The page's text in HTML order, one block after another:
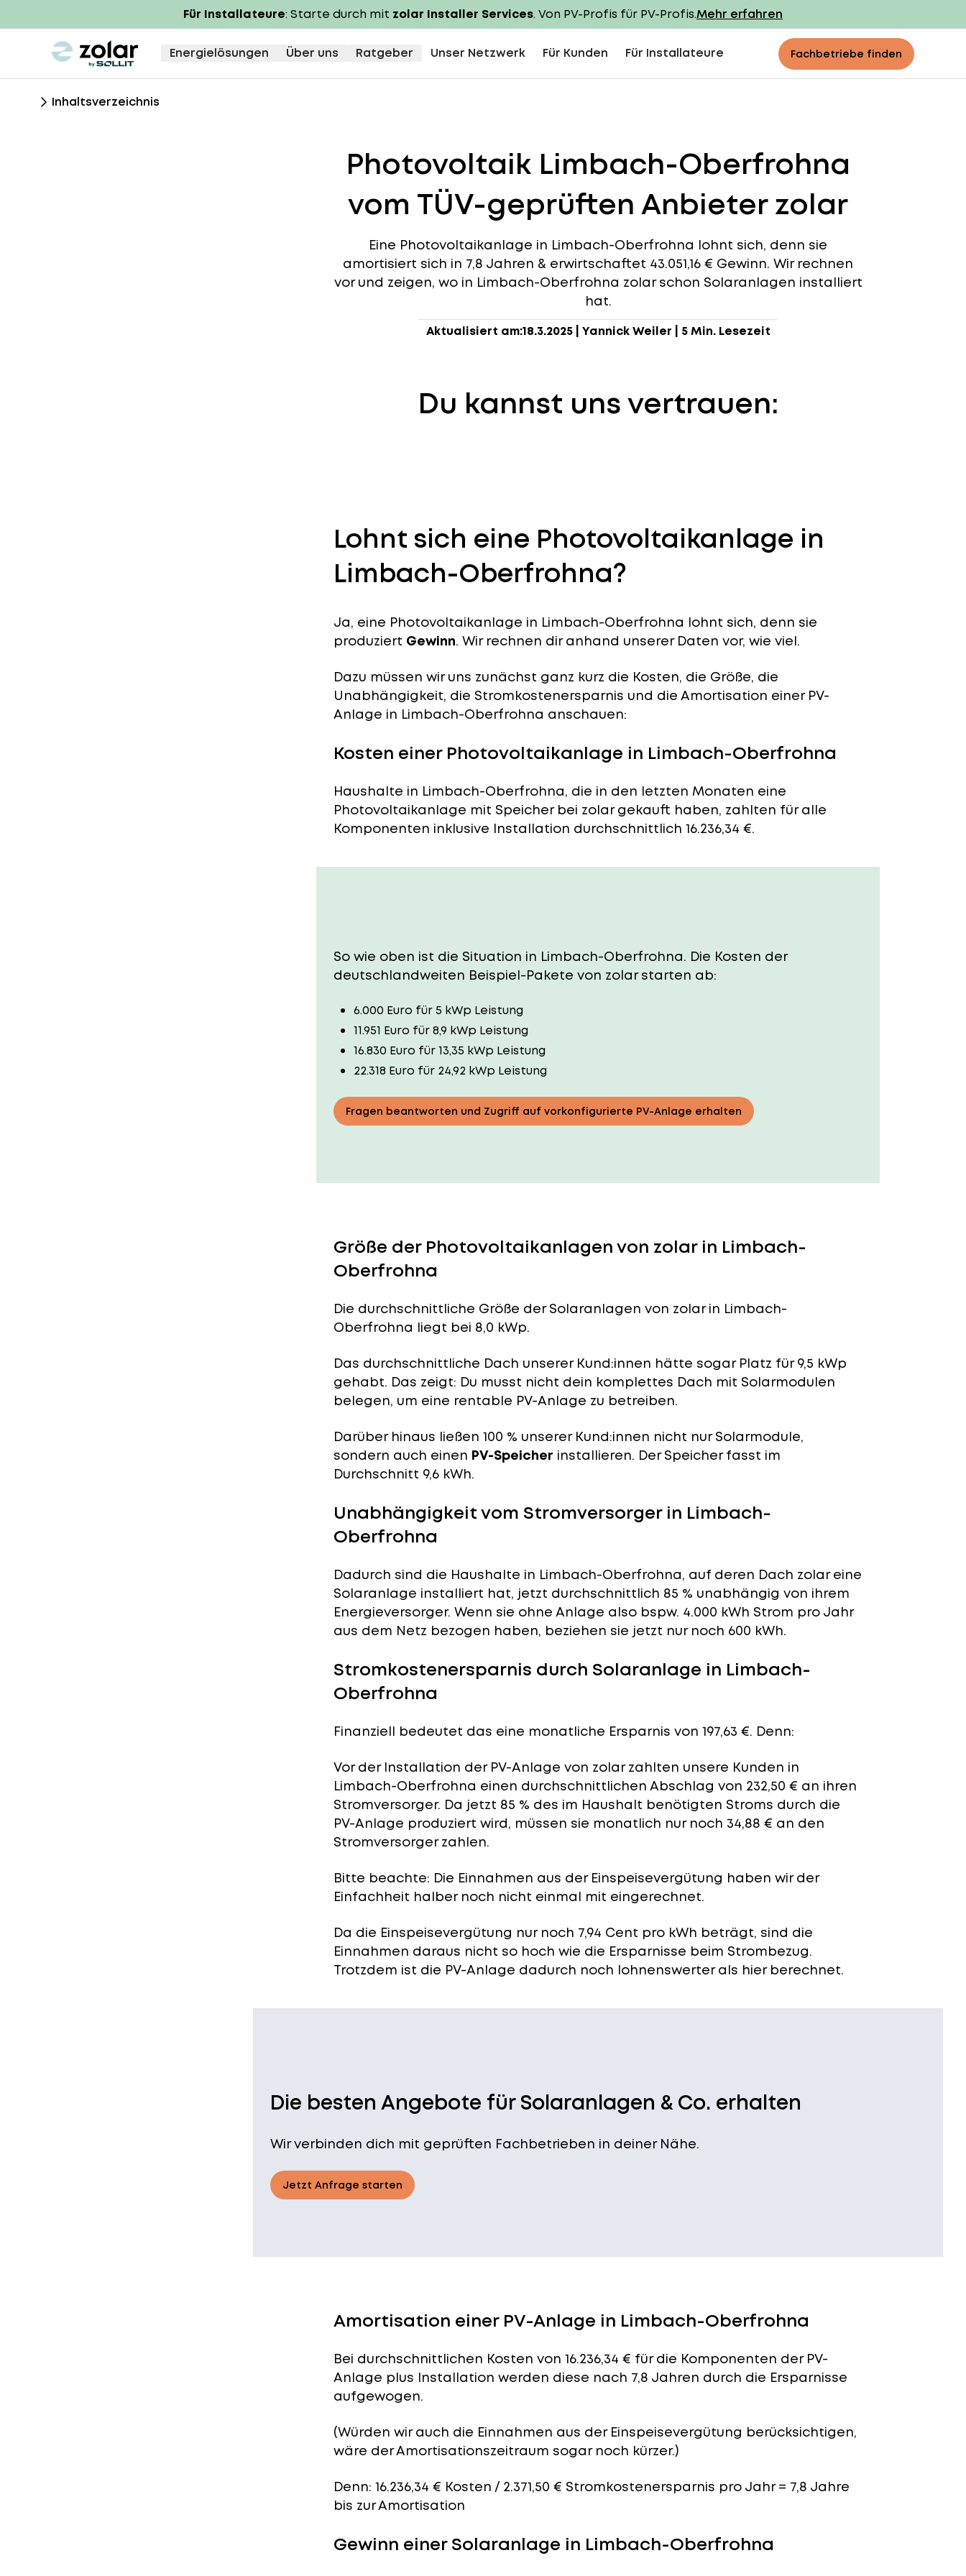
Für Installateure: Starte durch mit zolar Installer Services. Von PV-Profis für PV-Profis.Mehr erfahren
zolar logo Energielösungen Über uns Ratgeber Unser Netzwerk Für Kunden Für Installateure Fachbetriebe finden
Inhaltsverzeichnis
Photovoltaik Limbach-Oberfrohna
vom TÜV-geprüften Anbieter zolar
Eine Photovoltaikanlage in Limbach-Oberfrohna lohnt sich, denn sie
amortisiert sich in 7,8 Jahren & erwirtschaftet 43.051,16 € Gewinn. Wir rechnen
vor und zeigen, wo in Limbach-Oberfrohna zolar schon Solaranlagen installiert
hat.
Aktualisiert am:18.3.2025| Yannick Weiler 5 Min. Lesezeit
Du kannst uns vertrauen:
Lohnt sich eine Photovoltaikanlage in
Limbach-Oberfrohna?
Ja, eine Photovoltaikanlage in Limbach-Oberfrohna lohnt sich, denn sie
produziert Gewinn. Wir rechnen dir anhand unserer Daten vor, wie viel.
Dazu müssen wir uns zunächst ganz kurz die Kosten, die Größe, die
Unabhängigkeit, die Stromkostenersparnis und die Amortisation einer PV-
Anlage in Limbach-Oberfrohna anschauen:
Kosten einer Photovoltaikanlage in Limbach-Oberfrohna
Haushalte in Limbach-Oberfrohna, die in den letzten Monaten eine
Photovoltaikanlage mit Speicher bei zolar gekauft haben, zahlten für alle
Komponenten inklusive Installation durchschnittlich 16.236,34 €.
So wie oben ist die Situation in Limbach-Oberfrohna. Die Kosten der
deutschlandweiten Beispiel-Pakete von zolar starten ab:
6.000 Euro für 5 kWp Leistung
11.951 Euro für 8,9 kWp Leistung
16.830 Euro für 13,35 kWp Leistung
22.318 Euro für 24,92 kWp Leistung
Fragen beantworten und Zugriff auf vorkonfigurierte PV-Anlage erhalten
Größe der Photovoltaikanlagen von zolar in Limbach-
Oberfrohna
Die durchschnittliche Größe der Solaranlagen von zolar in Limbach-
Oberfrohna liegt bei 8,0 kWp.
Das durchschnittliche Dach unserer Kund:innen hätte sogar Platz für 9,5 kWp
gehabt. Das zeigt: Du musst nicht dein komplettes Dach mit Solarmodulen
belegen, um eine rentable PV-Anlage zu betreiben.
Darüber hinaus ließen 100 % unserer Kund:innen nicht nur Solarmodule,
sondern auch einen PV-Speicher installieren. Der Speicher fasst im
Durchschnitt 9,6 kWh.
Unabhängigkeit vom Stromversorger in Limbach-
Oberfrohna
Dadurch sind die Haushalte in Limbach-Oberfrohna, auf deren Dach zolar eine
Solaranlage installiert hat, jetzt durchschnittlich 85 % unabhängig von ihrem
Energieversorger. Wenn sie ohne Anlage also bspw. 4.000 kWh Strom pro Jahr
aus dem Netz bezogen haben, beziehen sie jetzt nur noch 600 kWh.
Stromkostenersparnis durch Solaranlage in Limbach-
Oberfrohna
Finanziell bedeutet das eine monatliche Ersparnis von 197,63 €. Denn:
Vor der Installation der PV-Anlage von zolar zahlten unsere Kunden in
Limbach-Oberfrohna einen durchschnittlichen Abschlag von 232,50 € an ihren
Stromversorger. Da jetzt 85 % des im Haushalt benötigten Stroms durch die
PV-Anlage produziert wird, müssen sie monatlich nur noch 34,88 € an den
Stromversorger zahlen.
Bitte beachte: Die Einnahmen aus der Einspeisevergütung haben wir der
Einfachheit halber noch nicht einmal mit eingerechnet.
Da die Einspeisevergütung nur noch 7,94 Cent pro kWh beträgt, sind die
Einnahmen daraus nicht so hoch wie die Ersparnisse beim Strombezug.
Trotzdem ist die PV-Anlage dadurch noch lohnenswerter als hier berechnet.
Die besten Angebote für Solaranlagen & Co. erhalten
Wir verbinden dich mit geprüften Fachbetrieben in deiner Nähe.
Jetzt Anfrage starten
Amortisation einer PV-Anlage in Limbach-Oberfrohna
Bei durchschnittlichen Kosten von 16.236,34 € für die Komponenten der PV-
Anlage plus Installation werden diese nach 7,8 Jahren durch die Ersparnisse
aufgewogen.
(Würden wir auch die Einnahmen aus der Einspeisevergütung berücksichtigen,
wäre derAmortisationszeitraum sogar noch kürzer.)
Denn: 16.236,34 € Kosten / 2.371,50 € Stromkostenersparnis pro Jahr = 7,8 Jahre
bis zur Amortisation
Gewinn einer Solaranlage in Limbach-Oberfrohna